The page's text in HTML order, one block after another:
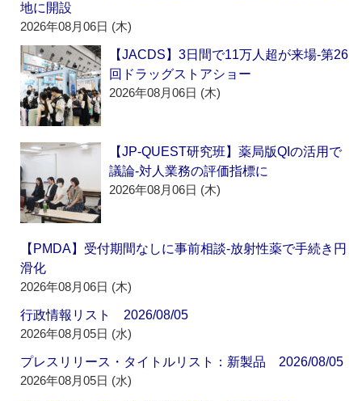
地に開設
2026年08月06日 (木)
【JACDS】3日間で11万人超が来場‐第26
回ドラッグストアショー
2026年08月06日 (木)
【JP-QUEST研究班】薬局版QIの活用で
議論‐対人業務の評価指標に
2026年08月06日 (木)
【PMDA】受付期間なしに事前相談‐放射性薬で手続き円
滑化
2026年08月06日 (木)
行政情報リスト 2026/08/05
2026年08月05日 (水)
プレスリリース・タイトルリスト：新製品 2026/08/05
2026年08月05日 (水)